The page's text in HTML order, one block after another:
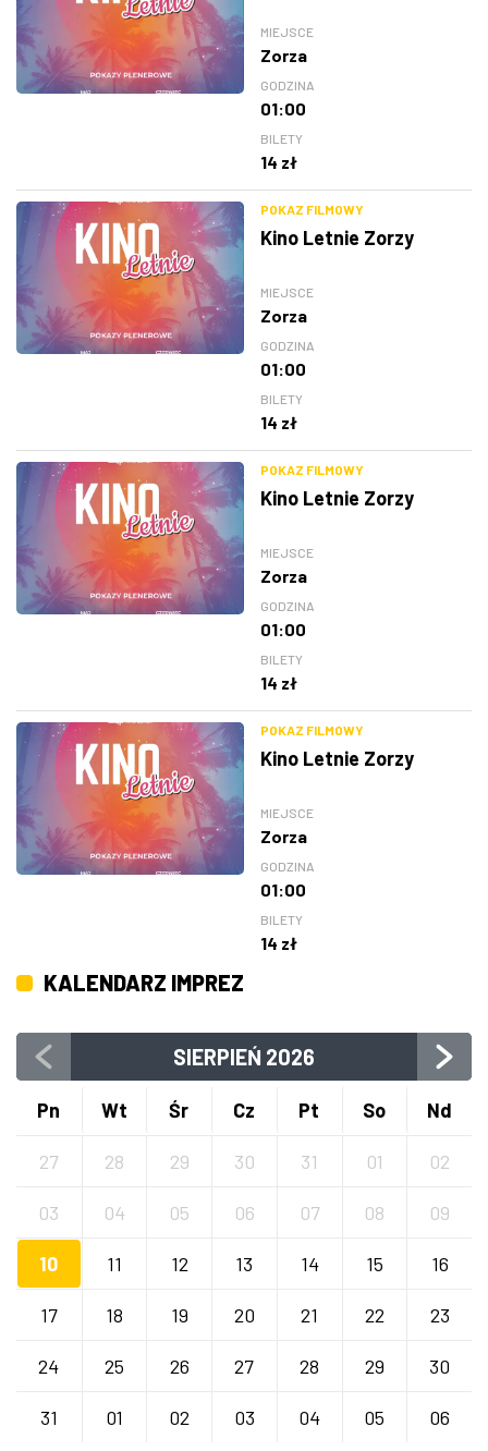
MIEJSCE
Zorza
GODZINA
01:00
BILETY
14 zł
POKAZ FILMOWY
Kino Letnie Zorzy
MIEJSCE
Zorza
GODZINA
01:00
BILETY
14 zł
POKAZ FILMOWY
Kino Letnie Zorzy
MIEJSCE
Zorza
GODZINA
01:00
BILETY
14 zł
POKAZ FILMOWY
Kino Letnie Zorzy
MIEJSCE
Zorza
GODZINA
01:00
BILETY
14 zł
KALENDARZ IMPREZ
SIERPIEŃ 2026
Pn Wt Śr Cz Pt So Nd
27 28 29 30 31 01 02
03 04 05 06 07 08 09
10 11 12 13 14 15 16
17 18 19 20 21 22 23
24 25 26 27 28 29 30
31 01 02 03 04 05 06